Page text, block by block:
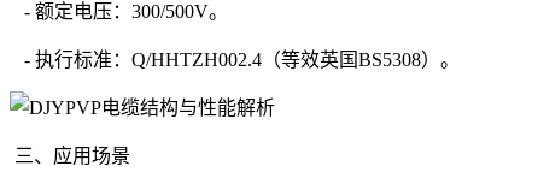
- 额定电压：300/500V。
- 执行标准：Q/HHTZH002.4（等效英国BS5308）。
三、应用场景